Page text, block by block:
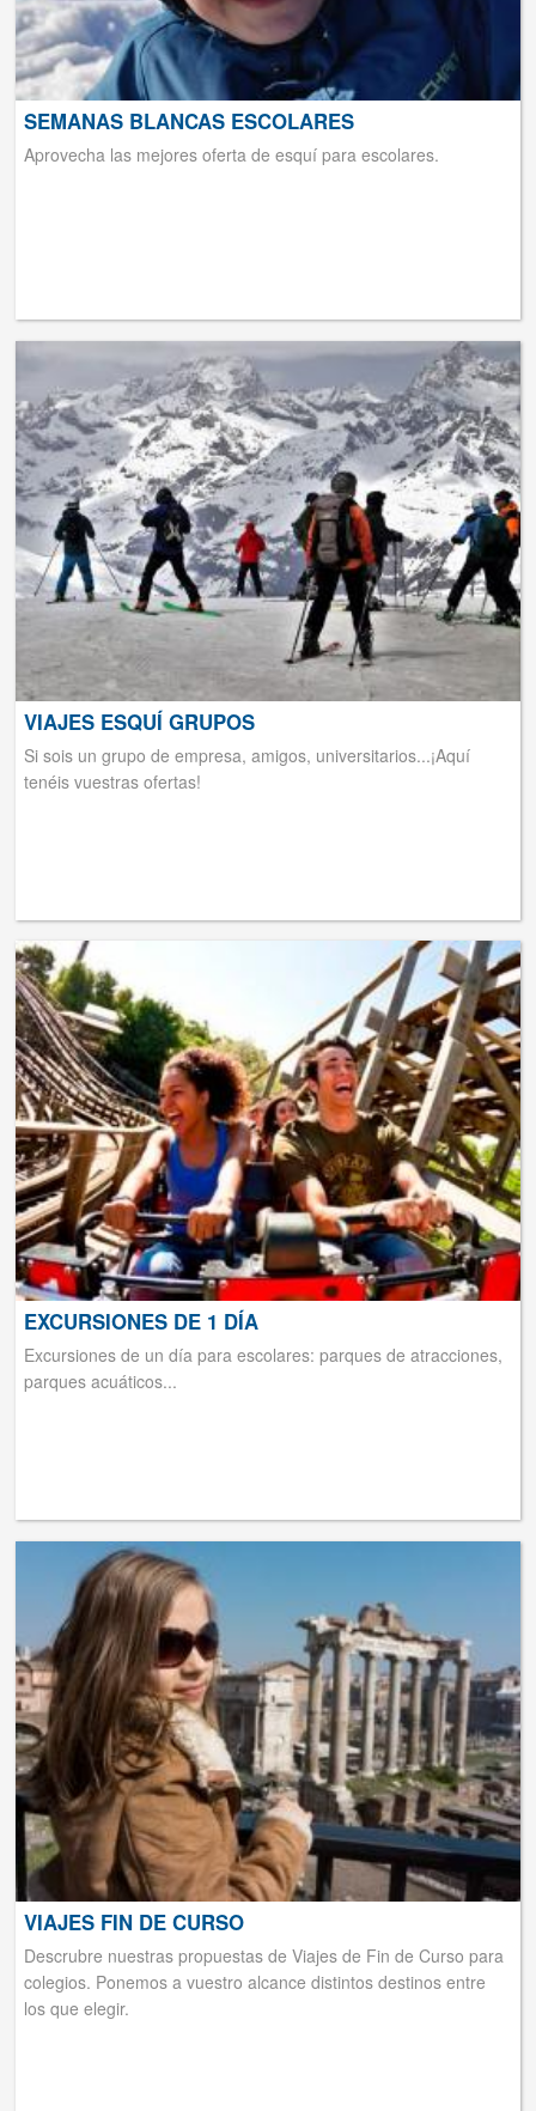
SEMANAS BLANCAS ESCOLARES
Aprovecha las mejores oferta de esquí para escolares.
VIAJES ESQUÍ GRUPOS
Si sois un grupo de empresa, amigos, universitarios...¡Aquí
tenéis vuestras ofertas!
EXCURSIONES DE 1 DÍA
Excursiones de un día para escolares: parques de atracciones,
parques acuáticos...
VIAJES FIN DE CURSO
Descrubre nuestras propuestas de Viajes de Fin de Curso para
colegios. Ponemos a vuestro alcance distintos destinos entre
los que elegir.